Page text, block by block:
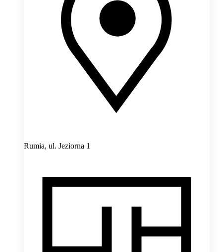
Rumia, ul. Jeziorna 1